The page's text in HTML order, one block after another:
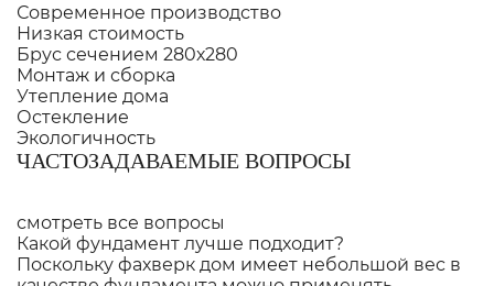
Современное производство
Низкая стоимость
Брус сечением 280х280
Монтаж и сборка
Утепление дома
Остекление
Экологичность
ЧАСТОЗАДАВАЕМЫЕ ВОПРОСЫ
смотреть все вопросы
Какой фундамент лучше подходит?
Поскольку фахверк дом имеет небольшой вес в